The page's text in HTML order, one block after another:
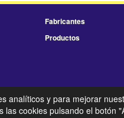
Fabricantes
Productos
analíticos y para mejorar
cookies pulsando el